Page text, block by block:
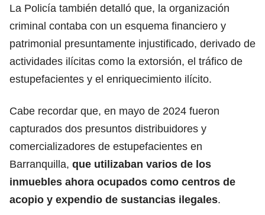
La Policía también detalló que, la organización
criminal contaba con un esquema financiero y
patrimonial presuntamente injustificado, derivado de
actividades ilícitas como la extorsión, el tráfico de
estupefacientes y el enriquecimiento ilícito.
Cabe recordar que, en mayo de 2024 fueron
capturados dos presuntos distribuidores y
comercializadores de estupefacientes en
Barranquilla, que utilizaban varios de los
inmuebles ahora ocupados como centros de
acopio y expendio de sustancias ilegales.